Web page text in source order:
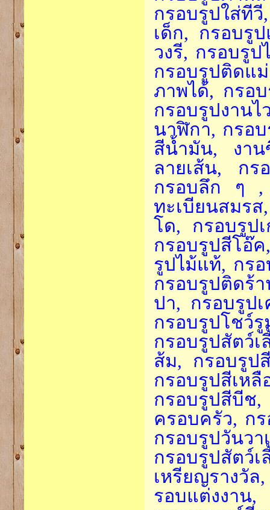
กรอบรูปใส่ที
เด็ก, กรอบรู
วงรี, กรอบรู
กรอบรูปติดแ
ภาพได้, กรอ
กรอบรูปงาน
นาฬิกา, กรอบ
สีน้ำมัน, งาน
ลายเส้น, กร
กรอบลึก ๆ ,
ทะเบียนสมร
โด, กรอบรูป
กรอบรูปสีโอ๊
รูปไม้แท้, กร
กรอบรูปติดร้
ปา, กรอบรูป
กรอบรูปโชว์
กรอบรูปสัตว์
ส้ม, กรอบรูป
กรอบรูปสีเหลื
กรอบรูปสีบี
ครอบครัว, ก
กรอบรูปวันว
กรอบรูปสัต
เหรียญรางวั
รอบแต่งงาน